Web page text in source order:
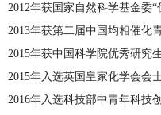
2012年获国家自然科学基金委
2013年获第二届中国均相催化
2015年获中国科学院优秀研究
2015年入选英国皇家化学会会
2016年入选科技部中青年科技